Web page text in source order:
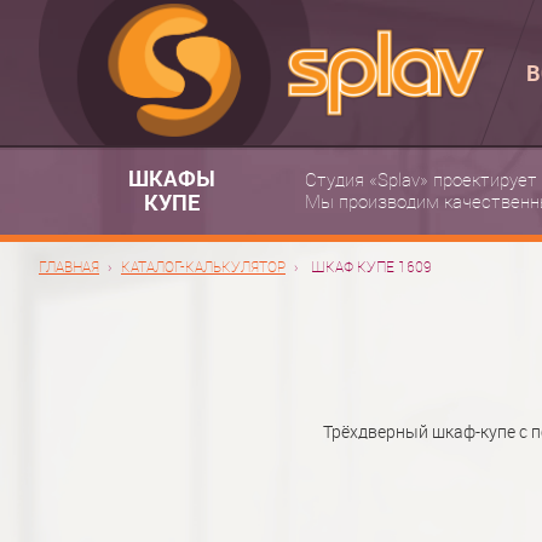
ШКАФЫ
КУПЕ
Студия «Splav»
Мы производим
ГЛАВНАЯ КАТАЛОГ-КАЛЬКУЛЯТОР ШКАФ КУПЕ 1609
Трёхдверный шкаф-купе с